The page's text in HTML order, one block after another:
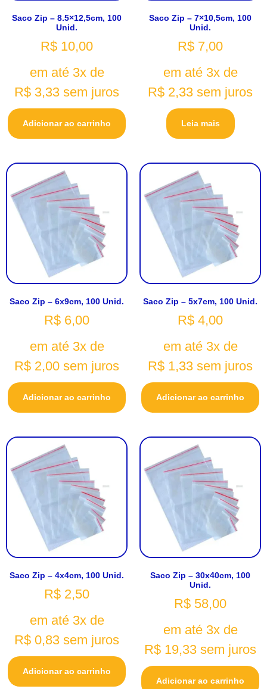
Saco Zip – 8.5×12,5cm, 100
Unid.
R$ 10,00
em até 3x de
R$ 3,33 sem juros
Adicionar ao carrinho
Saco Zip – 7×10,5cm, 100
Unid.
R$ 7,00
em até 3x de
R$ 2,33 sem juros
Leia mais
Saco Zip – 6x9cm, 100 Unid.
R$ 6,00
em até 3x de
R$ 2,00 sem juros
Adicionar ao carrinho
Saco Zip – 5x7cm, 100 Unid.
R$ 4,00
em até 3x de
R$ 1,33 sem juros
Adicionar ao carrinho
Saco Zip – 4x4cm, 100 Unid.
R$ 2,50
em até 3x de
R$ 0,83 sem juros
Adicionar ao carrinho
Saco Zip – 30x40cm, 100
Unid.
R$ 58,00
em até 3x de
R$ 19,33 sem juros
Adicionar ao carrinho